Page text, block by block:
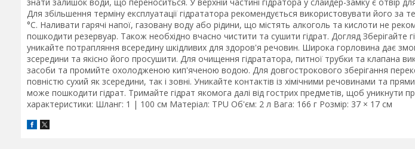
Для збільшення терміну експлуатації гідрататора рекомендується використовувати його за
°C. Наливати гарячі напої, газовану воду або рідини, що містять алкоголь та кислоти не
пошкодити резервуар. Також необхідно вчасно чистити та сушити гідрат. Догляд Зберігайте
уникайте потрапляння всередину шкідливих для здоров'я речовин. Широка горловина дає
зсередини та якісно його просушити. Для очищення гідрататора, питної трубки та клапана
засоби та промийте охолодженою кип'яченою водою. Для довгострокового зберігання
повністю сухий як зсередини, так і зовні. Уникайте контактів із хімічними речовинами та
може пошкодити гідрат. Тримайте гідрат якомога далі від гострих предметів, щоб уникнути
характеристики: Шланг: 1 | 100 см Матеріал: TPU Об'єм: 2 л Вага: 166 г Розмір: 37 × 17 см